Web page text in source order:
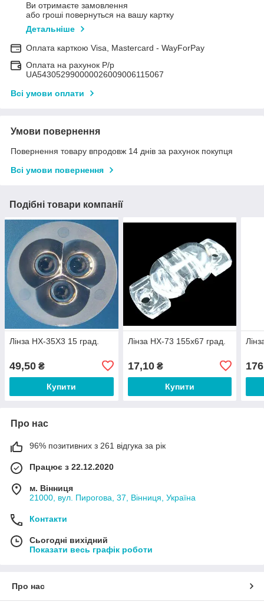
Ви отримаєте замовлення
або гроші повернуться на вашу картку
Детальніше
Оплата карткою Visa, Mastercard - WayForPay
Оплата на рахунок Р/р
UA543052990000026009006115067
Всі умови оплати
Умови повернення
Повернення товару впродовж 14 днів за рахунок покупця
Всі умови повернення
Подібні товари компанії
Лінза HX-35X3 15 град.
49,50 ₴
Купити
Лінза HX-73 155х67 град.
17,10₴
Купити
Про нас
96% позитивних з 261 відгука за рік
Працює з 22.12.2020
м. Вінниця
21000, вул. Пирогова, 37, Вінниця, Україна
Контакти
Сьогодні вихідний
Показати весь графік роботи
Про нас